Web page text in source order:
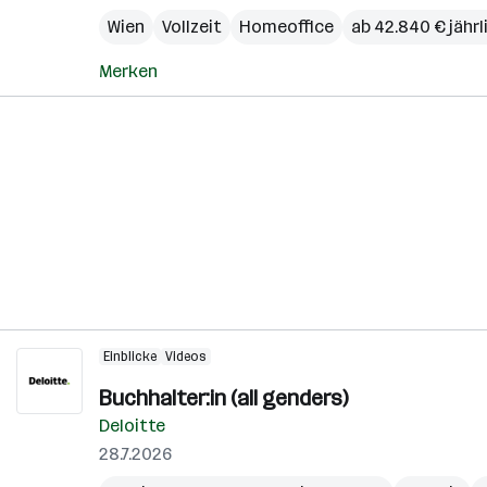
Wien Vollzeit Homeoffice ab 42.840 €
Merken
Einblicke Videos
Buchhalter:in (all genders)
Deloitte
28.7.2026